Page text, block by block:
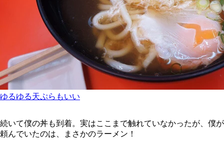
ゆるゆる天ぷらもいい
続いて僕の丼も到着。実はここまで触れていなかったが、僕が
頼んでいたのは、まさかのラーメン！